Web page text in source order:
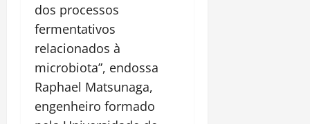
dos processos
fermentativos
relacionados à
microbiota”, endossa
Raphael Matsunaga,
engenheiro formado